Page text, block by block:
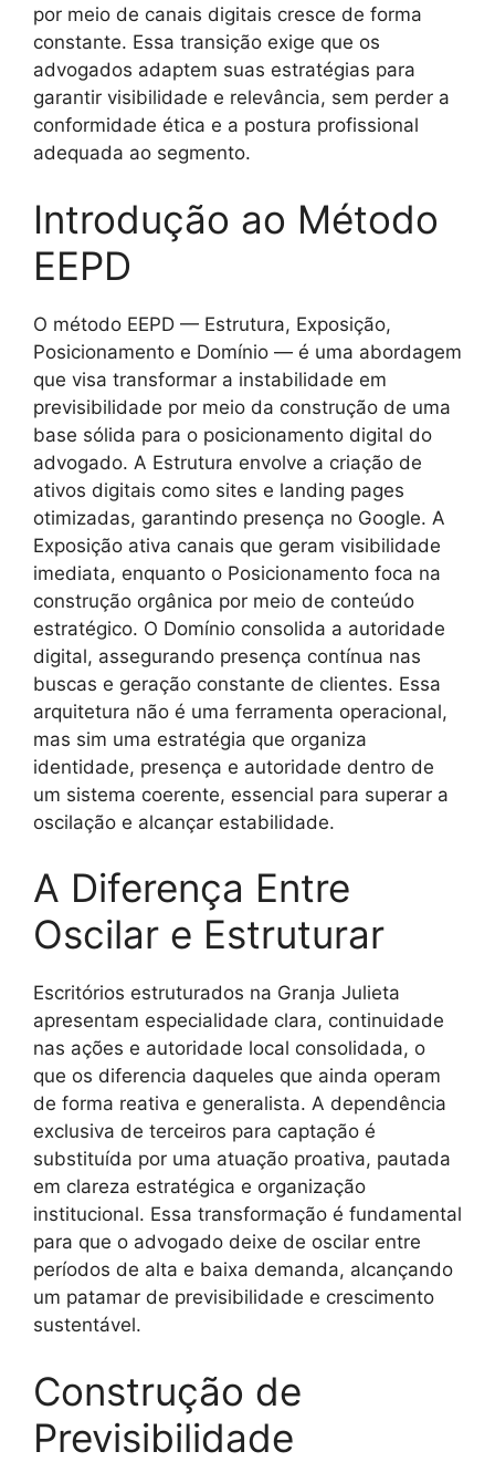
por meio de canais digitais cresce de forma
constante. Essa transição exige que os
advogados adaptem suas estratégias para
garantir visibilidade e relevância, sem perder a
conformidade ética e a postura profissional
adequada ao segmento.
Introdução ao Método
EEPD
O método EEPD — Estrutura, Exposição,
Posicionamento e Domínio — é uma abordagem
que visa transformar a instabilidade em
previsibilidade por meio da construção de uma
base sólida para o posicionamento digital do
advogado. A Estrutura envolve a criação de
ativos digitais como sites e landing pages
otimizadas, garantindo presença no Google. A
Exposição ativa canais que geram visibilidade
imediata, enquanto o Posicionamento foca na
construção orgânica por meio de conteúdo
estratégico. O Domínio consolida a autoridade
digital, assegurando presença contínua nas
buscas e geração constante de clientes. Essa
arquitetura não é uma ferramenta operacional,
mas sim uma estratégia que organiza
identidade, presença e autoridade dentro de
um sistema coerente, essencial para superar a
oscilação e alcançar estabilidade.
A Diferença Entre
Oscilar e Estruturar
Escritórios estruturados na Granja Julieta
apresentam especialidade clara, continuidade
nas ações e autoridade local consolidada, o
que os diferencia daqueles que ainda operam
de forma reativa e generalista. A dependência
exclusiva de terceiros para captação é
substituída por uma atuação proativa, pautada
em clareza estratégica e organização
institucional. Essa transformação é fundamental
para que o advogado deixe de oscilar entre
períodos de alta e baixa demanda, alcançando
um patamar de previsibilidade e crescimento
sustentável.
Construção de
Previsibilidade